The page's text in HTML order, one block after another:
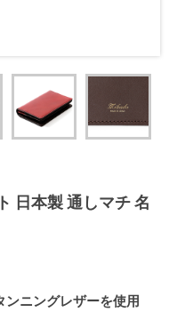
日本製 通しマチ 名
ニングレザーを使用